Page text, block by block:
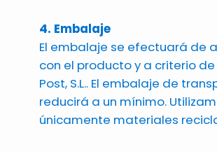
4. Embalaje
El embalaje se efectuará de
con el producto y a criterio
Post, S.L.. El embalaje de
reducirá a un mínimo.
únicamente materiales